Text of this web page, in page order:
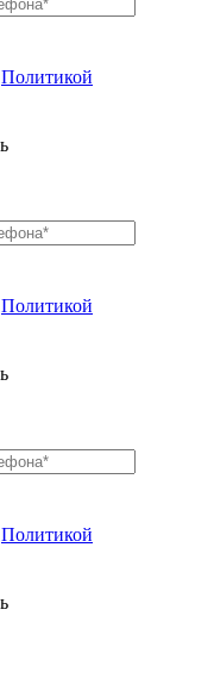
Политикой
Политикой
Политикой